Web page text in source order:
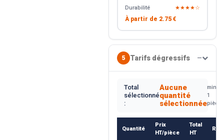
Durabilité
★★★★☆
À partir de 2.75 €
5 Tarifs dégressifs —
Total
sélectionné
:
Aucune
quantité
sélectionnée
min.
1
pièce
Quantité
Prix
HT/pièce
Total
HT